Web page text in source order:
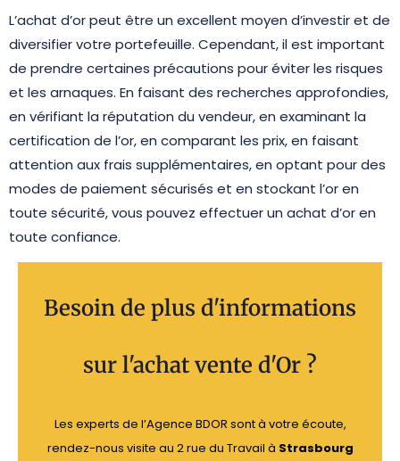
L’achat d’or peut être un excellent moyen d’investir et de
diversifier votre portefeuille. Cependant, il est important
de prendre certaines précautions pour éviter les risques
et les arnaques. En faisant des recherches approfondies,
en vérifiant la réputation du vendeur, en examinant la
certification de l’or, en comparant les prix, en faisant
attention aux frais supplémentaires, en optant pour des
modes de paiement sécurisés et en stockant l’or en
toute sécurité, vous pouvez effectuer un achat d’or en
toute confiance.
Besoin de plus d'informations
sur l'achat vente d'Or ?
Les experts de l’Agence BDOR sont à votre écoute,
rendez-nous visite au 2 rue du Travail à Strasbourg